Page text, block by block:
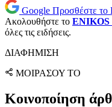
Google Προσθέστε το
Ακολουθήστε το ENIKOS
όλες τις ειδήσεις.
ΔΙΑΦΗΜΙΣΗ
ΜΟΙΡΑΣΟΥ ΤΟ
Κοινοποίηση